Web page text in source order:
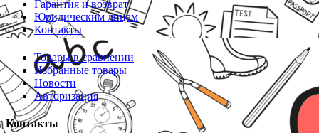
Гарантия и возврат
Юридическим лицам
Контакты
Товары в сравнении
Избранные товары
Новости
Авторизация
Контакты